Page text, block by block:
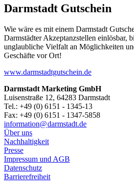
Darmstadt Gutschein
Wie wäre es mit einem Darmstadt
Darmstädter Akzeptanzstellen einlösbar,
unglaubliche Vielfalt an Möglichkeiten
Geschäfte vor Ort!
www.darmstadtgutschein.de
Darmstadt Marketing GmbH
Luisenstraße 12, 64283 Darmstadt
Tel.: +49 (0) 6151 - 1345-13
Fax: +49 (0) 6151 - 1347-5858
information@darmstadt.de
Über uns
Nachhaltigkeit
Presse
Impressum und AGB
Datenschutz
Barrierefreiheit